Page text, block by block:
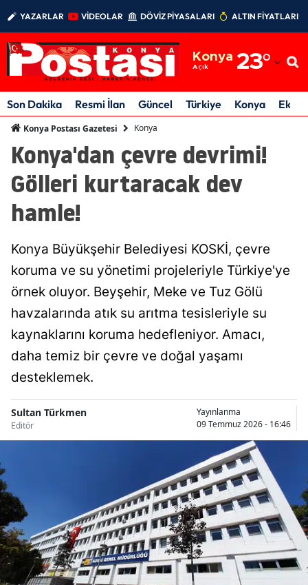
YAZARLAR VİDEOLAR DÖVİZ PİYASALARI ALTIN FİYATLARI
Konya
Açık 23°
Adıyaman
Afyonkarahisar
Amasya
Ankara
Artvin
Aydın
Balıkesir
Bilecik
Bingöl
Bolu
Bursa
Çanakkale
Çankırı
Denizli
Son Dakika Resmi İlan Güncel Türkiye Konya
Konya Postası Gazetesi Konya
Konya'dan çevre devrimi!
Gölleri kurtaracak dev
hamle!
Konya Büyükşehir Belediyesi KOSKİ, çevre
koruma ve su yönetimi projeleriyle Türkiye'ye
örnek oluyor. Beyşehir, Meke ve Tuz Gölü
havzalarında atık su arıtma tesisleriyle su
kaynaklarını koruma hedefleniyor. Amacı,
daha temiz bir çevre ve doğal yaşamı
desteklemek.
Sultan Türkmen
Editör
Yayınlanma
09 Temmuz 2026 - 16:46